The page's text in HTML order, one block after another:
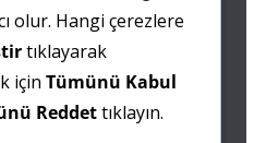
olur. Hangi çerezlere
tıklayarak
için Tümünü Kabul
Reddettıklayın.